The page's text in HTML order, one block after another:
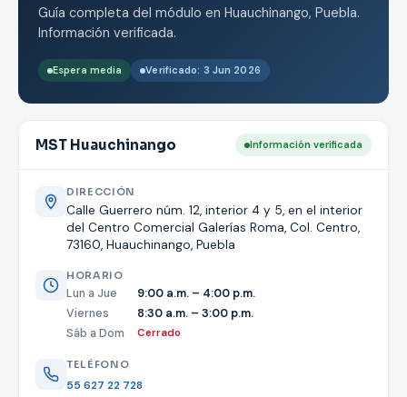
Guía completa del módulo en Huauchinango, Puebla.
Información verificada.
Espera media Verificado: 3 Jun 2026
MST Huauchinango Información verificada
DIRECCIÓN
Calle Guerrero núm. 12, interior 4 y 5, en el interior
del Centro Comercial Galerías Roma, Col. Centro,
73160, Huauchinango, Puebla
HORARIO
Lun a Jue
9:00 a.m. – 4:00 p.m.
Viernes
8:30 a.m. – 3:00 p.m.
Sáb a Dom
Cerrado
TELÉFONO
55 627 22 728